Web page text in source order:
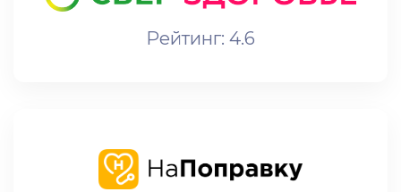
Рейтинг: 4.6